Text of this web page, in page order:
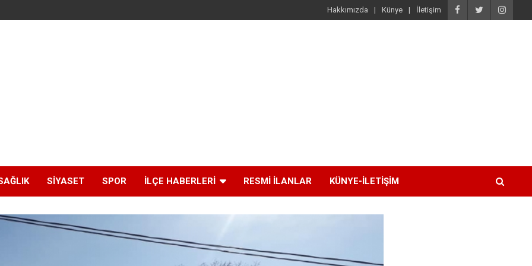
Hakkımızda Künye İletişim
SIYASET SPOR İLÇE HABERLERI RESMI İLANLAR KÜNYE-İLETIŞIM